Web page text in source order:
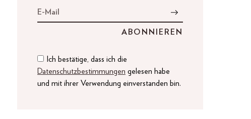
Ich bestätige, dass ich die
Datenschutzbestimmungen gelesen habe
und mit ihrer Verwendung einverstanden bin.